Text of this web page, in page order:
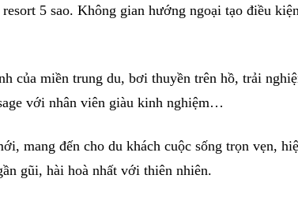
5 sao. Không gian hướng ngoại tạo điều
của miền trung du, bơi thuyền trên hồ, trải
với nhân viên giàu kinh nghiệm…
mang đến cho du khách cuộc sống trọn vẹn,
gũi, hài hoà nhất với thiên nhiên.